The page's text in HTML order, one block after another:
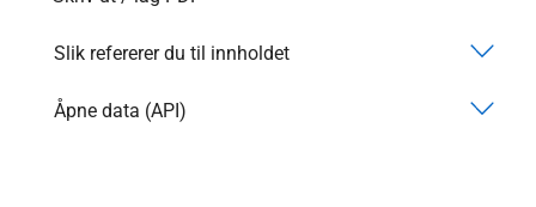
Slik refererer du til innholdet
Åpne data (API)